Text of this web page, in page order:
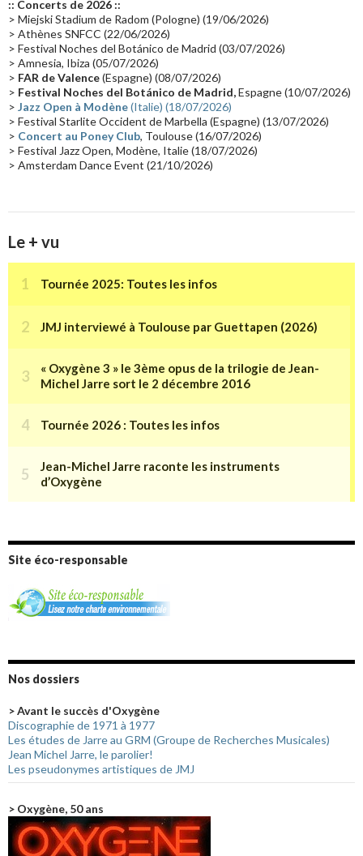
Passages radio Vidéo Jarrecast (16) Synthé 80's
Les concerts en Chine(16) Cinéma
Synthé Roland(15) Belgique(15)
(14) Astronomie (14)
Tournée 2025(14) 2024(14) Chine(13)
:: Concerts de 2026 ::
> Miejski Stadium de Radom (Pologne) (19/06/2026)
> Athènes SNFCC (22/06/2026)
> Festival Noches del Botánico de Madrid (03/07/2026)
> Amnesia, Ibiza (05/07/2026)
> FAR de Valence(Espagne) (08/07/2026)
> Festival Noches del Botánico de Madrid,Espagne (10/07/2026)
> Jazz Open à Modène(Italie) (18/07/2026)
> Festival Starlite Occident de Marbella (Espagne) (13/07/2026)
> Concert au Poney Club, Toulouse (16/07/2026)
> Festival Jazz Open, Modène, Italie (18/07/2026)
> Amsterdam Dance Event (21/10/2026)
Le + vu
Site éco-responsable
Nos dossiers
> Avant le succès d'Oxygène
Discographie de 1971 à 1977
Les études de Jarre au GRM (Groupe de Recherches Musicales)
Jean Michel Jarre, le parolier!
Les pseudonymes artistiques de JMJ
> Oxygène, 50 ans